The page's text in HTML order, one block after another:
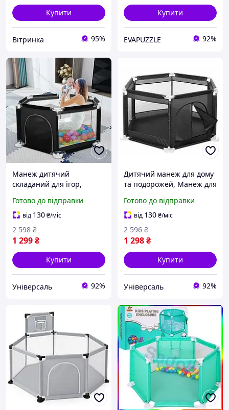
Купити
Вітринка 95%
Купити
EVAPUZZLE 92%
Манеж дитячий
складаний для ігор,
тканиною Oxford і
металевою конструкцією
Готово до відправки
від 130₴/міс
1 299₴
2 598 ₴
Купити
Універсаль 92%
Дитячий манеж для дому
та подорожей, Манеж для
та безпечними стінками
Готово до відправки
від 130₴/міс
1 298₴
2 596 ₴
Купити
Універсаль 92%